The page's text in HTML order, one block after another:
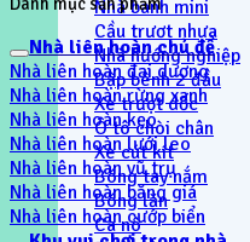
Nhà banh mini
Cầu trươt nhựa
Nhà hướng nghiệp
Bập bênh 2 đầu
Xe trượt dốc
Ô tô chòi chân
Xe cút kít
Bóng tay nắm
Bóng lăn
Ca nô
Nhà liên hoàn chủ đề
Nhà liên hoàn đại dương
Nhà liên hoàn rừng xanh
Nhà liên hoàn kẹo
Nhà liên hoàn lưới leo
Nhà liên hoàn vũ trụ
Nhà liên hoàn băng giá
Nhà liên hoàn cướp biển